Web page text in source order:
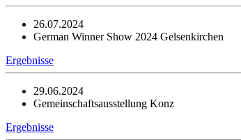
26.07.2024
German Winner Show 2024 Gelsenkirchen
Ergebnisse
29.06.2024
Gemeinschaftsausstellung Konz
Ergebnisse